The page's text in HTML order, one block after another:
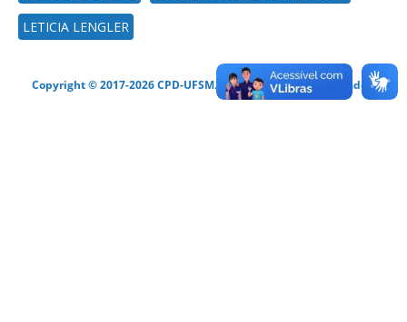
LETICIA LENGLER
Copyright © 2017-2026 CPD-UFSM. Todos os direitos reservados.